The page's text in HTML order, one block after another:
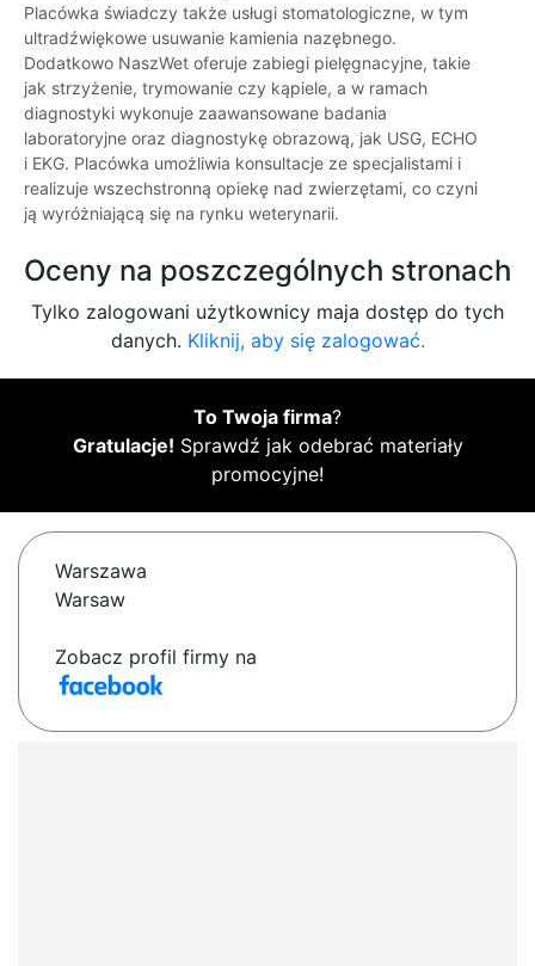
Placówka świadczy także usługi stomatologiczne, w tym
ultradźwiękowe usuwanie kamienia nazębnego.
Dodatkowo NaszWet oferuje zabiegi pielęgnacyjne, takie
jak strzyżenie, trymowanie czy kąpiele, a w ramach
diagnostyki wykonuje zaawansowane badania
laboratoryjne oraz diagnostykę obrazową, jak USG, ECHO
i EKG. Placówka umożliwia konsultacje ze specjalistami i
realizuje wszechstronną opiekę nad zwierzętami, co czyni
ją wyróżniającą się na rynku weterynarii.
Oceny na poszczególnych stronach
Tylko zalogowani użytkownicy maja dostęp do tych
danych. Kliknij, aby się zalogować.
To Twoja firma?
Gratulacje! Sprawdź jak odebrać materiały
promocyjne!
Warszawa
Warsaw
Zobacz profil firmy na